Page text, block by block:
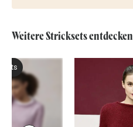
Weitere Stricksets entdecken